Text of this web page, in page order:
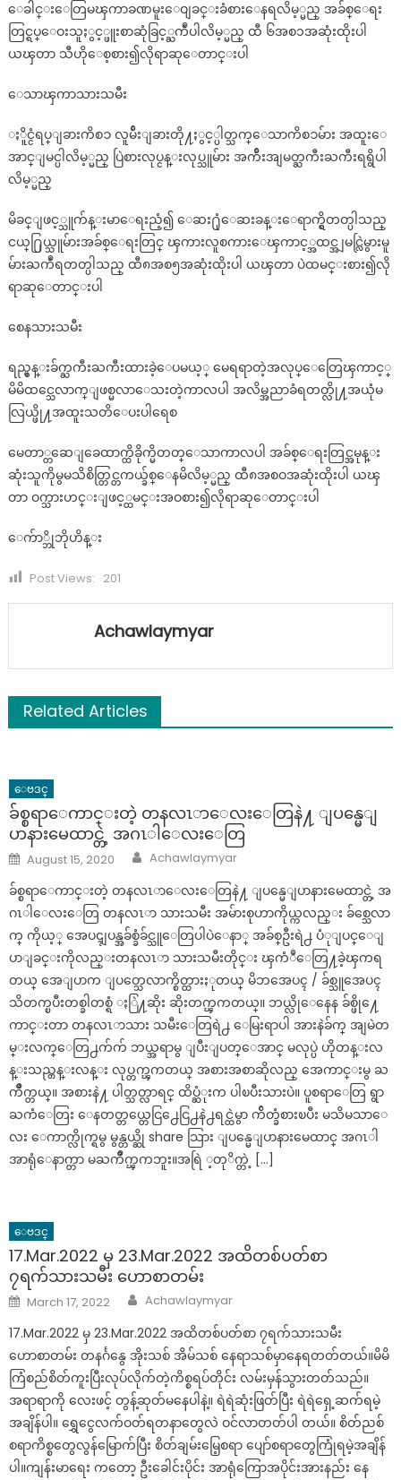
ေခါင္းေတြမၾကာခဏမူးေဝျခင္းခံစားေနရလိမ့္မည္ အခ်စ္ေရး
တြင္ရပ္ေဝးသူႏွင့္ဖူးစာဆုံခြင့္ႀကဳံပါလိမ့္မည္ ထီ ၆အစ၁အဆုံးထိုးပါ
ယၾတာ သီဟိုေစ့စား၍လိုရာဆုေတာင္းပါ
ေသာၾကာသားသမီး
ႏိူင္ငံရပ္ျခားကိစၥ လူမ်ိဴးျခားတို႔ႏွင့္ပါတ္သက္ေသာကိစၥမ်ား အထူးေ
အာင္ျမင္ပါလိမ့္မည္ ပြဲစားလုပ္ငန္းလုပ္သူမ်ား အက်ိဴးအျမတ္ႀကီးႀကီးရရွိပါ
လိမ့္မည္
မိခင္ျဖင့္သူက်န္းမာေရးညံ့၍ ေဆး႐ုံေဆးခန္းေရာက္ရွိတတ္ပါသည္
ငယ္႐ြယ္သူမ်ားအခ်စ္ေရးတြင္ ၾကားလူစကားေၾကာင့္အထင္အျမင္လြဲမွားမူ
မ်ားႀကဳံရတတ္ပါသည္ ထီ၈အစ၅အဆုံးထိုးပါ ယၾတာ ပဲထမင္းစား၍လို
ရာဆုေတာင္းပါ
စေနသားသမီး
ရည္မွန္းခ်က္ႀကီးႀကီးထားခဲ့ေပမယ့္ မေရရာတဲ့အလုပ္ေတြေၾကာင့္
မိမိထင္သေလာက္ျဖစ္မလာေသးတဲ့ကာလပါ အလိမ္အညာခံရတတ္လို႔အယုံမ
လြယ္ဖို႔အထူးသတိေပးပါရေစ
မေတာ္တဆေျခေထာက္ထိခိုက္မိတတ္ေသာကာလပါ အခ်စ္ေရးတြင္အမုန္း
ဆုံးသူကိုမွမသိစိတ္တြင္တကယ္ခ်စ္ေနမိလိမ့္မည္ ထီ၈အစဝအဆုံးထိုးပါ ယၾ
တာ ဝက္သားဟင္းျဖင့္ထမင္းအဝစား၍လိုရာဆုေတာင္းပါ
ေက်ာ္ဘိုဘိုဟိန္း
Post Views: 201
Achawlaymyar
Related Articles
ေဗဒင္
ခ်စ္စရာေကာင္းတဲ့ တနလၤာေလးေတြနဲ႔ ျပန္မေျ
ပာနားမေထာင္တဲ့ အဂၤါေလးေတြ
Posted
on
August 15, 2020 Author
Achawlaymyar
ခ်စ္စရာေကာင္းတဲ့ တနလၤာေလးေတြနဲ႔ ျပန္မေျပာနားမေထာင္တဲ့ အ
ဂၤါေလးေတြ တနလၤာ သားသမီး အမ်ားစုဟာကိုယ္ကလည္း ခ်စ္သေလာ
က္ ကိုယ့္ အေပၚျပန္အခ်စ္ခံခ်င္သူေတြပါပဲေနာ္ အခ်စ္ဦးရဲ႕ ပံုျပင္ေျ
ပာျခင္းကိုလည္းတနလၤာ သားသမီးတိုင္း ၾကံဳေတြ႔ခဲ့ၾကရ
တယ္ အေျပာက ျပတ္သေလာက္စိတ္ထားႏုတယ္ မိဘအေပၚ / ခ်စ္သူအေပၚ
သိတက္ၿပီးတစ္ခါတစ္ရံ ႏြဲ႔ဆိုး ဆိုးတက္ၾကတယ္။ ဘယ္လိုေနေန ခ်စ္ဖို႔ေ
ကာင္းတာ တနလၤာသား သမီးေတြရဲ႕ ေမြးရာပါ အားနဲခ်က္ အျမဲတ
မ္းလက္ေတြ႕က်က် ဘယ္အရာမွ ျပီးျပတ္ေအာင္ မလုပ္ပဲ ဟိုတန္းလ
န္းသည္တန္းလန္း လုပ္တက္ၾကတယ္ အစားအစာဆိုလည္ အေကာင္းမွ ႀ
ကိဳက္တယ္။ အစားနဲ႔ ပါတ္သတ္လာရင္ ထိပ္ဆံုးက ပါၿပီးသားပဲ။ ပူစရာေတြ ရွာ
ႀကံေတြး ေနတတ္တယ္တေငြ႕ေငြ႕နဲ႕ရင္ထဲမွာ က်ိတ္ခံစားၿပီး မသိမသာေ
လး ေကာက္လိုက္ရမွ မွန္တယ္ဆို share သြား ျပန္မေျပာနားမေထာင္ အဂၤါ
အာရုံေနာက္တာ မႀကိဳက္ၾကဘူး။အရြဲ ့တုိက္တဲ့ […]
ေဗဒင္
17.Mar.2022 မှ 23.Mar.2022 အထိတစ်ပတ်စာ
၇ရက်သားသမီး ဟောစာတမ်း
Posted
on
March 17, 2022 Author
Achawlaymyar
17.Mar.2022 မှ 23.Mar.2022 အထိတစ်ပတ်စာ ၇ရက်သားသမီး
ဟောစာတမ်း တနင်္ဂနွေ အိုးသစ် အိမ်သစ် နေရာသစ်မှာနေရတတ်တယ်။မိမိ
ကြံစည်စိတ်ကူးပြီးလုပ်လိုက်တဲ့ကိစ္စရပ်တိုင်း လမ်းမှန်သွားတတ်သည်။
အရာရာကို လေးဖင့် တွန့်ဆုတ်မနေပါနဲ့။ ရဲရဲဆုံးဖြတ်ပြီး ရဲရဲရှေ့ဆက်ရမဲ့
အချိန်ပါ။ ရွှေငွေလက်ဝတ်ရတနာတွေလဲ ဝင်လာတတ်ပါ တယ်။ စိတ်ညစ်
စရာကိစ္စတွေလွန်မြောက်ပြီး စိတ်ချမ်းမြေ့စရာ ပျော်စရာတွေကြုံရမဲ့အချိန်
ပါ။ကျန်းမာရေး ကတော့ ဦးခေါင်းပိုင်း အာရုံကြောအပိုင်းအားနည်း နေ